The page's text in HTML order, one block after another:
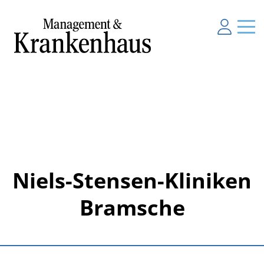
Niels-Stensen-Kliniken
Bramsche